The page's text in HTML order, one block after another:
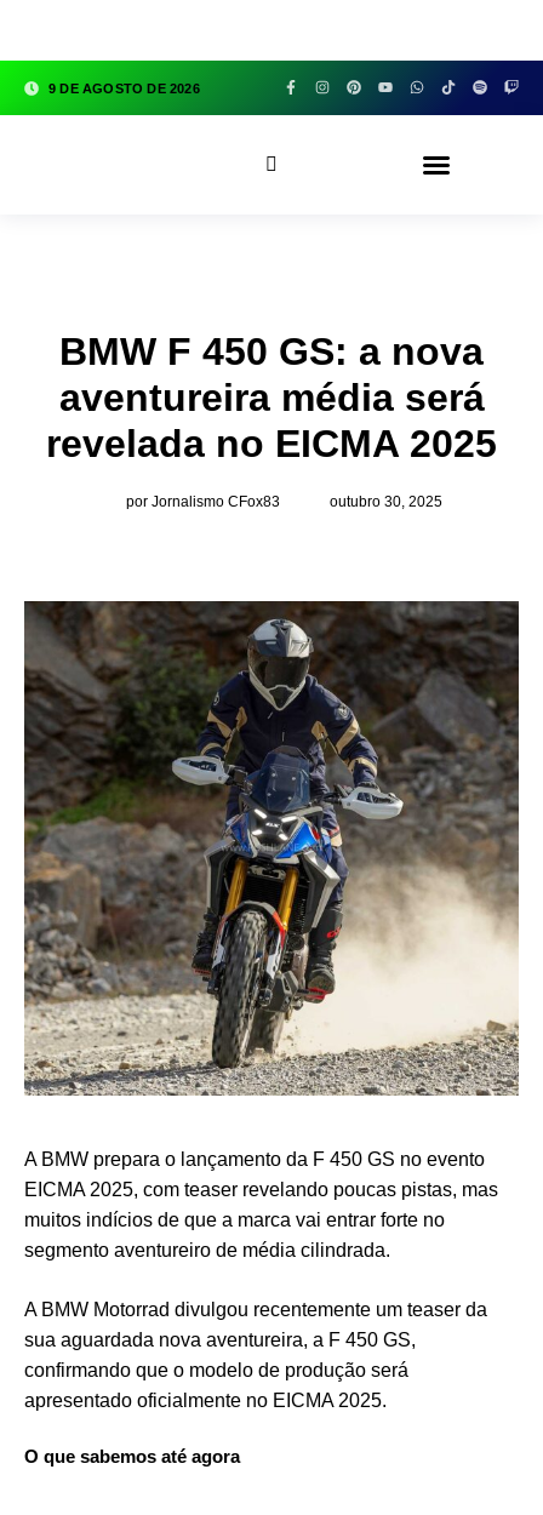
9 DE AGOSTO DE 2026
BMW F 450 GS: a nova
aventureira média será
revelada no EICMA 2025
por Jornalismo CFox83 outubro 30, 2025
A BMW prepara o lançamento da F 450 GS no evento
EICMA 2025, com teaser revelando poucas pistas, mas
muitos indícios de que a marca vai entrar forte no
segmento aventureiro de média cilindrada.
A BMW Motorrad divulgou recentemente um teaser da
sua aguardada nova aventureira, a F 450 GS,
confirmando que o modelo de produção será
apresentado oficialmente no EICMA 2025.
O que sabemos até agora